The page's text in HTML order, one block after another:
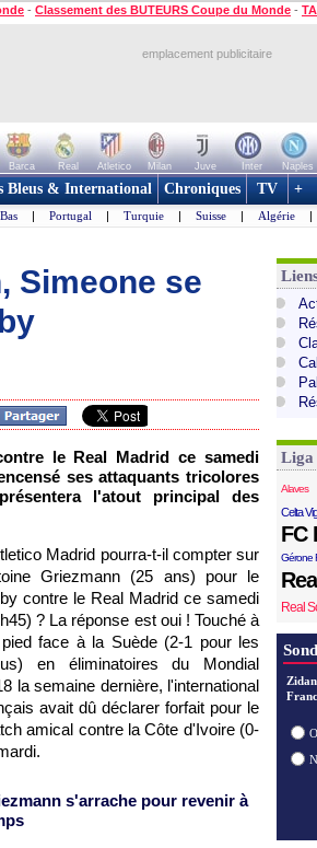
- Classement des BUTEURS Coupe du Monde -
emplacement publicitaire
Barca Real Atletico Milan Juve Inter Naples
Bleus & International Chroniques TV +
| Portugal | Turquie | Suisse | Algérie |
Simeone se
le Real Madrid ce samedi
ses attaquants tricolores
l'atout principal des
Madrid pourra-t-il compter sur
Griezmann (25 ans) pour le
contre le Real Madrid ce samedi
? La réponse est oui ! Touché à
face à la Suède (2-1 pour les
en éliminatoires du Mondial
la semaine dernière, l'international
avait dû déclarer forfait pour le
amical contre la Côte d'Ivoire (0-
s'arrache pour revenir à
Liga
Alaves
Celta
FC
Gérone
Real